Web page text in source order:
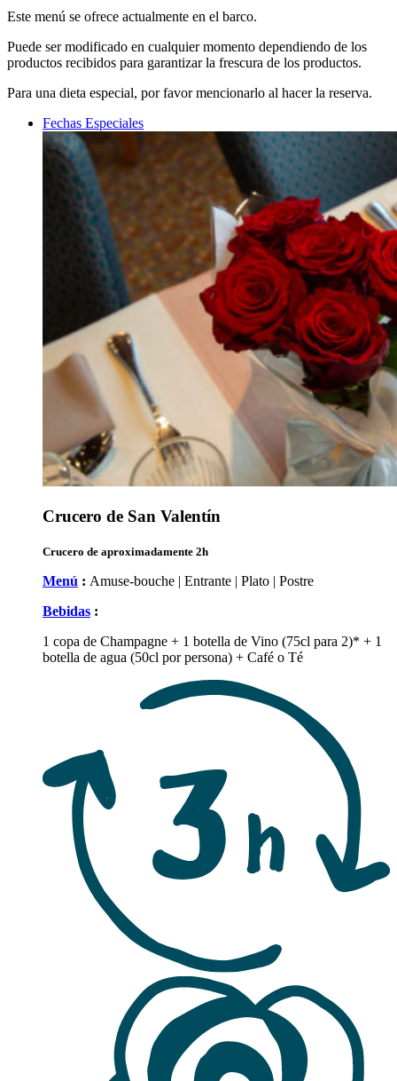
Este menú se ofrece actualmente en el barco.
Puede ser modificado en cualquier momento dependiendo de los
productos recibidos para garantizar la frescura de los productos.
Para una dieta especial, por favor mencionarlo al hacer la reserva.
Fechas Especiales
Crucero de San Valentín
Crucero de aproximadamente 2h
Menú : Amuse-bouche | Entrante | Plato | Postre
Bebidas :
1 copa de Champagne + 1 botella de Vino (75cl para 2)* + 1
botella de agua (50cl por persona) + Café o Té